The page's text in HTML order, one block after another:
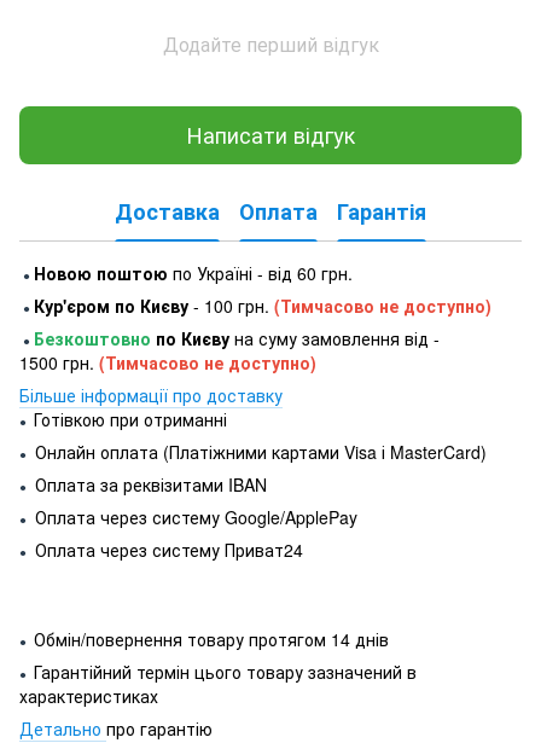
Додайте перший відгук
Написати відгук
Доставка Оплата Гарантія
● Новою поштою по Україні - від 60 грн.
● Кур'єром по Києву - 100 грн. (Тимчасово не доступно)
● Безкоштовно по Києву на суму замовлення від -
1500 грн. (Тимчасово не доступно)
Більше інформації про доставку
● Готівкою при отриманні
● Онлайн оплата (Платіжними картами Visa і MasterCard)
● Оплата за реквізитами IBAN
● Оплата через систему Google/ApplePay
● Оплата через систему Приват24
● Обмін/повернення товару протягом 14 днів
● Гарантійний термін цього товару зазначений в
характеристиках
Детально про гарантію